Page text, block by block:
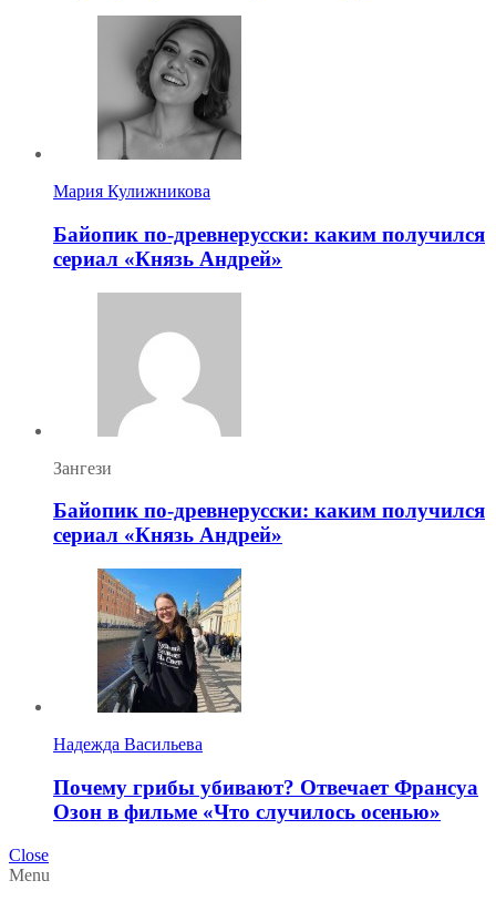
Мария Кулижникова
Байопик по-древнерусски: каким получился
сериал «Князь Андрей»
Зангези
Байопик по-древнерусски: каким получился
сериал «Князь Андрей»
Надежда Васильева
Почему грибы убивают? Отвечает Франсуа
Озон в фильме «Что случилось осенью»
Close
Menu